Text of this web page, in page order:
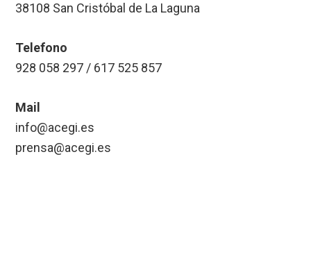
38108 San Cristóbal de La Laguna
Telefono
928 058 297 / 617 525 857
Mail
info@acegi.es
prensa@acegi.es